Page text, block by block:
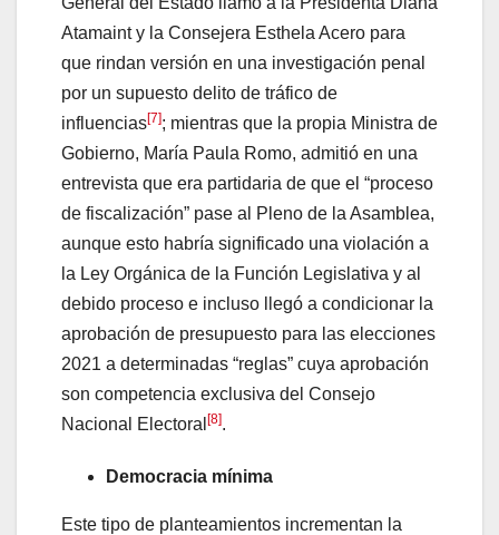
Atamaint y la Consejera Esthela Acero para
que rindan versión en una investigación penal
por un supuesto delito de tráfico de
influencias[7]; mientras que la propia Ministra de
Gobierno, María Paula Romo, admitió en una
entrevista que era partidaria de que el “proceso
de fiscalización” pase al Pleno de la Asamblea,
aunque esto habría significado una violación a
la Ley Orgánica de la Función Legislativa y al
debido proceso e incluso llegó a condicionar la
aprobación de presupuesto para las elecciones
2021 a determinadas “reglas” cuya aprobación
son competencia exclusiva del Consejo
Nacional Electoral [8].
Democracia mínima
Este tipo de planteamientos incrementan la